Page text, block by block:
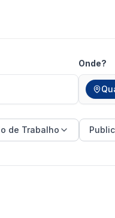
Onde?
de Trabalho